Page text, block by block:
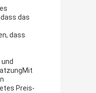
das
dass
Preis-